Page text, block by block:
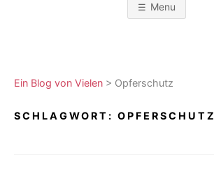
Menu
Ein Blog von Vielen > Opferschutz
SCHLAGWORT: OPFERSCHUTZ